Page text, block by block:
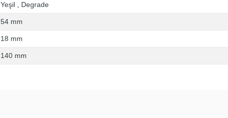
Yeşil Degrade
54 mm
18 mm
140 mm